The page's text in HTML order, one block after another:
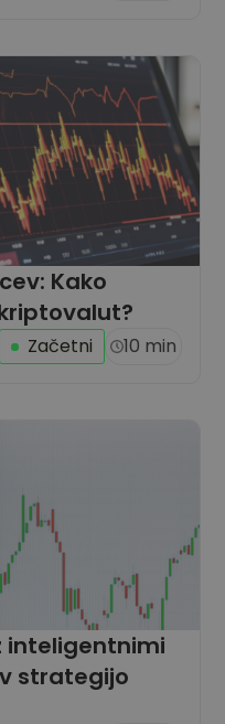
Kako
Začetni 10 min
inteligentnimi
strategijo